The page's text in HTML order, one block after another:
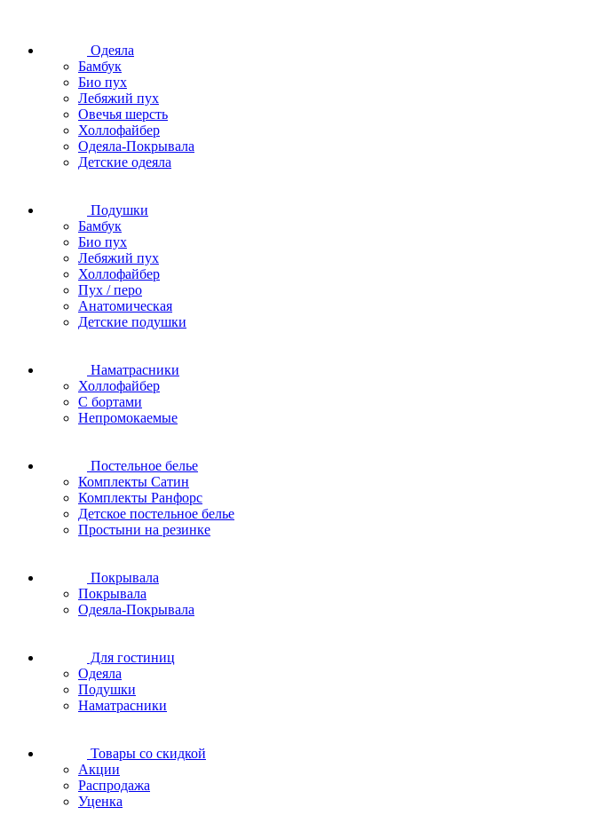
Одеяла
Бамбук
Био пух
Лебяжий пух
Овечья шерсть
Холлофайбер
Одеяла-Покрывала
Детские одеяла
Подушки
Бамбук
Био пух
Лебяжий пух
Холлофайбер
Пух / перо
Анатомическая
Детские подушки
Наматрасники
Холлофайбер
С бортами
Непромокаемые
Постельное белье
Комплекты Сатин
Комплекты Ранфорс
Детское постельное белье
Простыни на резинке
Покрывала
Покрывала
Одеяла-Покрывала
Для гостиниц
Одеяла
Подушки
Наматрасники
Товары со скидкой
Акции
Распродажа
Уценка